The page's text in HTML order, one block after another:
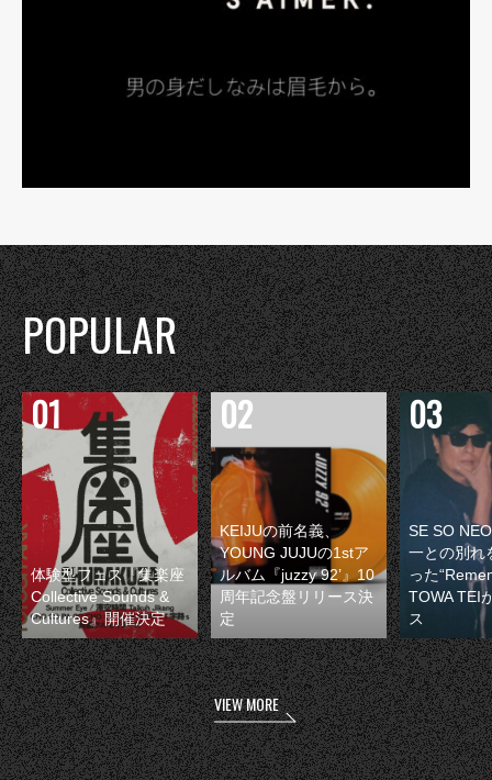
POPULAR
体験型フェス『集楽座
Collective Sounds &
Cultures』開催決定
KEIJUの前名義、
YOUNG JUJUの1stア
ルバム『juzzy 92’』10
周年記念盤リリース決
定
SE SO
一との別れ
った
TOWA TEI
ス
VIEW MORE